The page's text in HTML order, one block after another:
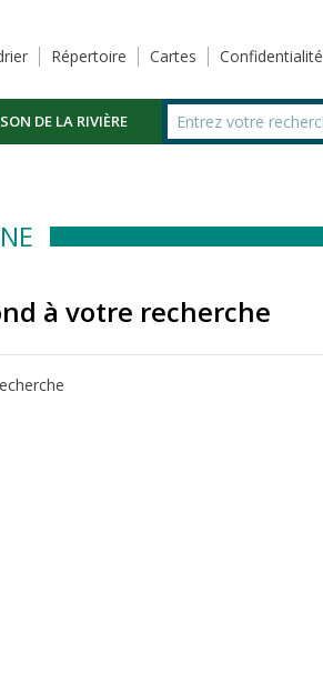
Répertoire Cartes Confidentialité
DE LA RIVIÈRE
à votre recherche